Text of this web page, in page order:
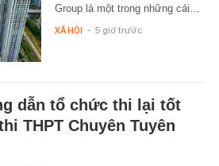
Group là một trong những cái…
XÃ HỘI - 5 giờ trước
dẫn tổ chức thi lại tốt
THPT Chuyên Tuyên